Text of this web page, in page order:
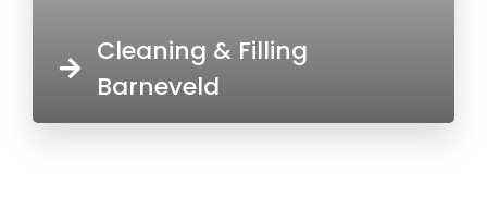
Cleaning & Filling
Barneveld